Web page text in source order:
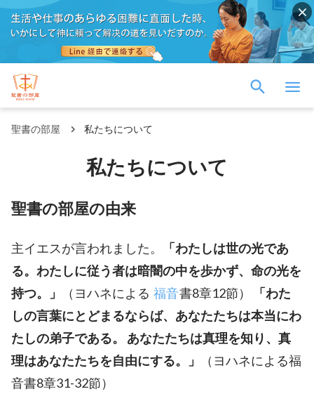
聖書の部屋 私たちについて
私たちについて
聖書の部屋の由来
主イエスが言われました。
「わたしは世の光であ
る。わたしに従う者は暗闇の中を歩かず、命の光を
持つ。」
（ヨハネによる 福音書8章12節）
「わた
しの言葉にとどまるならば、あなたたちは本当にわ
たしの弟子である。 あなたたちは真理を知り、真
理はあなたたちを自由にする。」
（ヨハネによる福
音書8章31-32節）